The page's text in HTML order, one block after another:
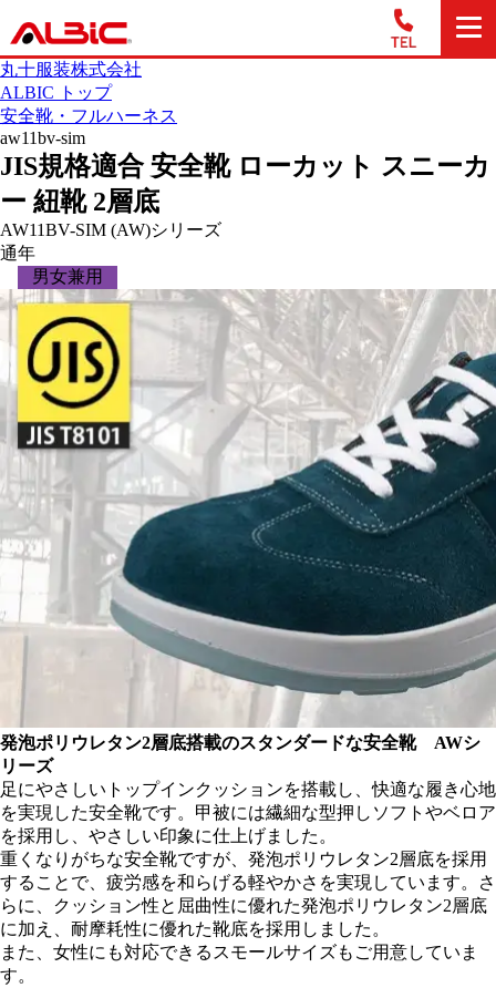
丸十服装株式会社
ALBIC トップ
安全靴・フルハーネス
aw11bv-sim
JIS規格適合 安全靴 ローカット スニーカ
ー 紐靴 2層底
AW11BV-SIM (AW)シリーズ
通年
男女兼用
発泡ポリウレタン2層底搭載のスタンダードな安全靴 AWシ
リーズ
足にやさしいトップインクッションを搭載し、快適な履き心地
を実現した安全靴です。甲被には繊細な型押しソフトやベロア
を採用し、やさしい印象に仕上げました。
重くなりがちな安全靴ですが、発泡ポリウレタン2層底を採用
することで、疲労感を和らげる軽やかさを実現しています。さ
らに、クッション性と屈曲性に優れた発泡ポリウレタン2層底
に加え、耐摩耗性に優れた靴底を採用しました。
また、女性にも対応できるスモールサイズもご用意していま
す。